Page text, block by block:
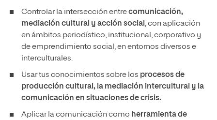
Controlar la intersección entrecomunicación,
mediación cultural y acción social , con aplicación
en ámbitos periodístico, institucional, corporativo y
de emprendimiento social, en entornos diversos e
interculturales.
Usar tus conocimientos sobre los procesos de
producción cultural, la mediación intercultural y la
comunicación en situaciones de crisis.
Aplicar la comunicación como herramienta de